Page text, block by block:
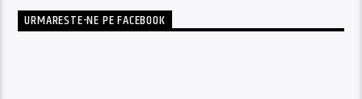
URMARESTE-NE PE FACEBOOK